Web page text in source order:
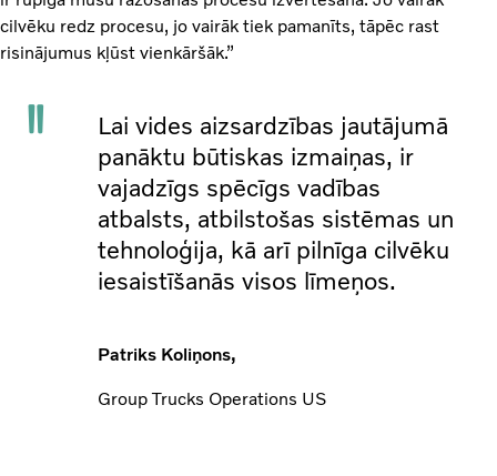
cilvēku redz procesu, jo vairāk tiek pamanīts, tāpēc rast
risinājumus kļūst vienkāršāk.”
Lai vides aizsardzības jautājumā
panāktu būtiskas izmaiņas, ir
vajadzīgs spēcīgs vadības
atbalsts, atbilstošas sistēmas un
tehnoloģija, kā arī pilnīga cilvēku
iesaistīšanās visos līmeņos.
Patriks Koliņons,
Group Trucks Operations US